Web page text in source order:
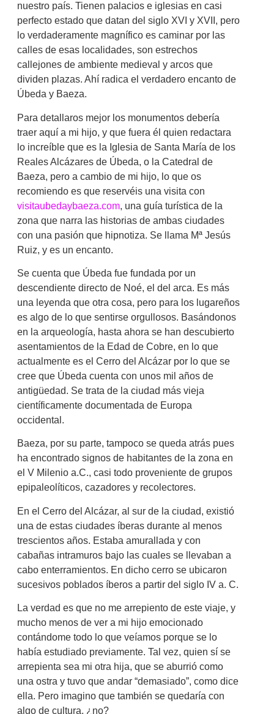
nuestro país. Tienen palacios e iglesias en casi
perfecto estado que datan del siglo XVI y XVII, pero
lo verdaderamente magnífico es caminar por las
calles de esas localidades, son estrechos
callejones de ambiente medieval y arcos que
dividen plazas. Ahí radica el verdadero encanto de
Úbeda y Baeza.
Para detallaros mejor los monumentos debería
traer aquí a mi hijo, y que fuera él quien redactara
lo increíble que es la Iglesia de Santa María de los
Reales Alcázares de Úbeda, o la Catedral de
Baeza, pero a cambio de mi hijo, lo que os
recomiendo es que reservéis una visita con
visitaubedaybaeza.com, una guía turística de la
zona que narra las historias de ambas ciudades
con una pasión que hipnotiza. Se llama Mª Jesús
Ruiz, y es un encanto.
Se cuenta que Úbeda fue fundada por un
descendiente directo de Noé, el del arca. Es más
una leyenda que otra cosa, pero para los lugareños
es algo de lo que sentirse orgullosos. Basándonos
en la arqueología, hasta ahora se han descubierto
asentamientos de la Edad de Cobre, en lo que
actualmente es el Cerro del Alcázar por lo que se
cree que Úbeda cuenta con unos mil años de
antigüedad. Se trata de la ciudad más vieja
científicamente documentada de Europa
occidental.
Baeza, por su parte, tampoco se queda atrás pues
ha encontrado signos de habitantes de la zona en
el V Milenio a.C., casi todo proveniente de grupos
epipaleolíticos, cazadores y recolectores.
En el Cerro del Alcázar, al sur de la ciudad, existió
una de estas ciudades íberas durante al menos
trescientos años. Estaba amurallada y con
cabañas intramuros bajo las cuales se llevaban a
cabo enterramientos. En dicho cerro se ubicaron
sucesivos poblados íberos a partir del siglo IV a. C.
La verdad es que no me arrepiento de este viaje, y
mucho menos de ver a mi hijo emocionado
contándome todo lo que veíamos porque se lo
había estudiado previamente. Tal vez, quien sí se
arrepienta sea mi otra hija, que se aburrió como
una ostra y tuvo que andar “demasiado”, como dice
ella. Pero imagino que también se quedaría con
algo de cultura, ¿no?